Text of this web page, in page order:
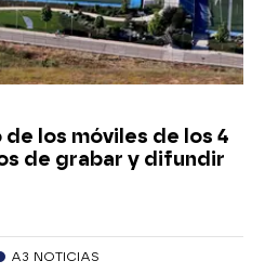
los móviles de los 4
de grabar y difundir
A3 NOTICIAS